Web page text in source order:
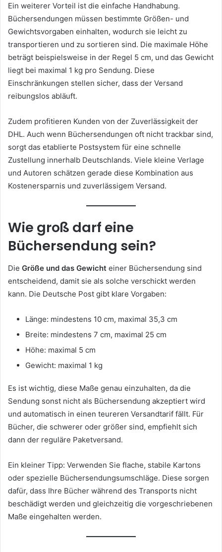
Ein weiterer Vorteil ist die einfache Handhabung.
Büchersendungen müssen bestimmte Größen- und
Gewichtsvorgaben einhalten, wodurch sie leicht zu
transportieren und zu sortieren sind. Die maximale Höhe
beträgt beispielsweise in der Regel 5 cm, und das Gewicht
liegt bei maximal 1 kg pro Sendung. Diese
Einschränkungen stellen sicher, dass der Versand
reibungslos abläuft.
Zudem profitieren Kunden von der Zuverlässigkeit der
DHL. Auch wenn Büchersendungen oft nicht trackbar sind,
sorgt das etablierte Postsystem für eine schnelle
Zustellung innerhalb Deutschlands. Viele kleine Verlage
und Autoren schätzen gerade diese Kombination aus
Kostenersparnis und zuverlässigem Versand.
Wie groß darf eine
Büchersendung sein?
Die Größe und das Gewicht einer Büchersendung sind
entscheidend, damit sie als solche verschickt werden
kann. Die Deutsche Post gibt klare Vorgaben:
Länge: mindestens 10 cm, maximal 35,3 cm
Breite: mindestens 7 cm, maximal 25 cm
Höhe: maximal 5 cm
Gewicht: maximal 1 kg
Es ist wichtig, diese Maße genau einzuhalten, da die
Sendung sonst nicht als Büchersendung akzeptiert wird
und automatisch in einen teureren Versandtarif fällt. Für
Bücher, die schwerer oder größer sind, empfiehlt sich
dann der reguläre Paketversand.
Ein kleiner Tipp: Verwenden Sie flache, stabile Kartons
oder spezielle Büchersendungsumschläge. Diese sorgen
dafür, dass Ihre Bücher während des Transports nicht
beschädigt werden und gleichzeitig die vorgeschriebenen
Maße eingehalten werden.